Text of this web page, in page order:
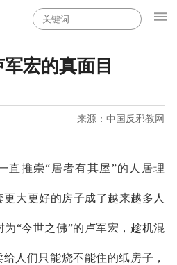
宏的真面目
来源：中国反邪教网
直推崇“居者有其屋”的人居理
大更好的房子成了越来越多人
“今世之佛”的卢军宏，趁机混
人们只能烧不能住的纸房子，